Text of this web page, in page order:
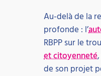
Au-delà de la
profonde : l’
RBPP sur le
et citoyenneté
de son projet